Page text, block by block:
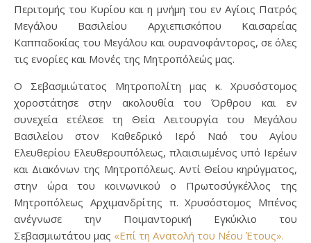
Περιτομής του Κυρίου και η μνήμη του εν Αγίοις Πατρός
Μεγάλου Βασιλείου Αρχιεπισκόπου Καισαρείας
Καππαδοκίας του Μεγάλου και ουρανοφάντορος, σε όλες
τις ενορίες και Μονές της Μητροπόλεώς μας.
Ο Σεβασμιώτατος Μητροπολίτη μας κ. Χρυσόστομος
χοροστάτησε στην ακολουθία του Όρθρου και εν
συνεχεία ετέλεσε τη Θεία Λειτουργία του Μεγάλου
Βασιλείου στον Καθεδρικό Ιερό Ναό του Αγίου
Ελευθερίου Ελευθερουπόλεως, πλαισιωμένος υπό Ιερέων
και Διακόνων της Μητροπόλεως. Αντί Θείου κηρύγματος,
στην ώρα του κοινωνικού ο Πρωτοσύγκέλλος της
Μητροπόλεως Αρχιμανδρίτης π. Χρυσόστομος Μπένος
ανέγνωσε την Ποιμαντορική Εγκύκλιο του
Σεβασμιωτάτου μας «Eπί τη Aνατολή του Νέου Έτους».